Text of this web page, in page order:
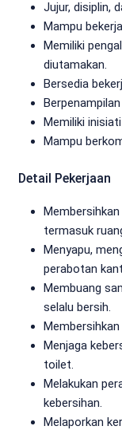
Jujur, disiplin,
Mampu
Memiliki
diutamakan.
Bersedia
Memiliki
Mampu
Detail Pekerjaan
termasuk
Menyapu,
perabotan
Membuang
selalu bersih.
Menjaga
toilet.
Melakukan
kebersihan.
Melaporkan